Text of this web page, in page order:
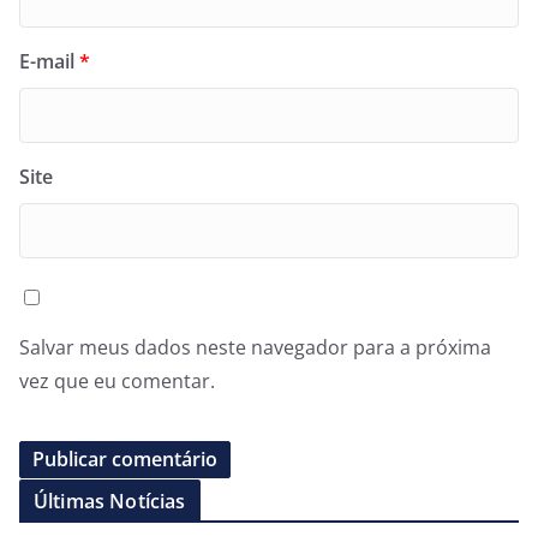
E-mail*
Site
Salvar meus dados neste navegador para a próxima
vez que eu comentar.
Últimas Notícias